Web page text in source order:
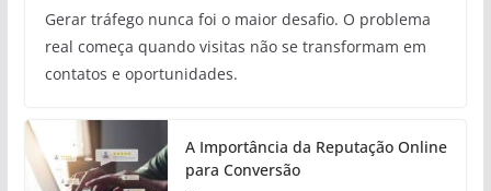
Gerar tráfego nunca foi o maior desafio. O problema
real começa quando visitas não se transformam em
contatos e oportunidades.
A Importância da Reputação Online
para Conversão